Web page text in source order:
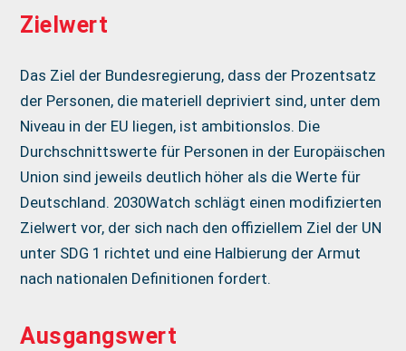
Zielwert
Das Ziel der Bundesregierung, dass der Prozentsatz
der Personen, die materiell depriviert sind, unter dem
Niveau in der EU liegen, ist ambitionslos. Die
Durchschnittswerte für Personen in der Europäischen
Union sind jeweils deutlich höher als die Werte für
Deutschland. 2030Watch schlägt einen modifizierten
Zielwert vor, der sich nach den offiziellem Ziel der UN
unter SDG 1 richtet und eine Halbierung der Armut
nach nationalen Definitionen fordert.
Ausgangswert